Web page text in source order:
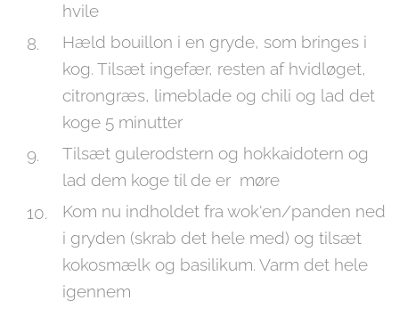
hvile
Hæld bouillon i en gryde, som bringes i
kog. Tilsæt ingefær, resten af hvidløget,
citrongræs, limeblade og chili og lad det
koge 5 minutter
Tilsæt gulerodstern og hokkaidotern og
lad dem koge til de er møre
Kom nu indholdet fra wok'en/panden ned
i gryden (skrab det hele med) og tilsæt
kokosmælk og basilikum. Varm det hele
igennem